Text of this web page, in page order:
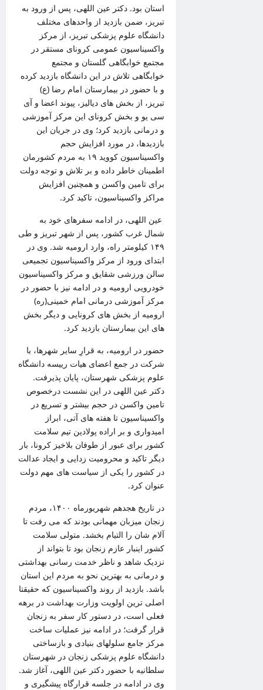
استان بود. دکتر عین اللهی، پس از ورود به
تبریز، ضمن بازدید از واحدهای مختلف
دانشگاه علوم پزشکی تبریز، از مرکز
واکسیناسیون عمومی کرونای مستقر در
مجتمع خوابگاهی گلستان و مجتمع
خوابگاهی تلاش در این دانشگاه بازدید کرده
و با حضور در بیمارستان امام رضا (ع)
تبریز، از بخش های دیالیز، پیوند اعضا و آی
سی یو و بخش کرونای این مرکز آموزشی
و درمانی بازدید کرد؛ وی در جریان این
بازدیدها، در مورد افزایش حجم
واکسیناسیون کووید ۱۹ به مردم کشورمان
اطمینان خاطر داده و بر تلاش و توجه دولت
برای تامین واکسن و همچنین افزایش
مراکز واکسیناسیون، تاکید کرد.
عین اللهی، در ادامه سفرهای خود به
شمال غرب کشور، پس از شهر تبریز و طی
۱۴۹ کیلومتر راه، وارد ارومیه شد. وی در
ابتدای ورود از مرکز واکسیناسیون تجمیعی
سالن ورزشی شقایق و مرکز واکسیناسیون
خودرویی ارومیه و در ادامه نیز با حضور در
مرکز آموزشی درمانی امام خمینی(ره)
ارومیه از بخش های کرونایی و دیگر بخش
های این بیمارستان بازدید کرد.
حضور در ارومیه، به قرارِ سایر شهرها، با
شرکت در جمع اعضای هیات رییسه دانشگاه
علوم پزشکی شهرستان، پایان پذیرفت.
دکتر عین اللهی در این نشست درخصوص
تامین واکسن در حجم بیشتر و تسریع در
واکسیناسیون تا هفته های آتی، ابراز
امیدواری و بر اراده پولادین تیم سلامت
کشور برای عبور از طوفان بلاخیز کرونا، بار
دیگر تاکید و محرومیت زدایی و ایجاد عدالت
در کشور را یکی از سیاست های مهم دولت
عنوان کرد.
در تاریخ هجدهم شهریورماه ۱۴۰۰، مردم
زنجان میزبان مهمانی بودند که می رفت تا
آلام شان را التیام بخشد. متولی سلامت
کشور اینبار عازم زنجان بود تا بتواند از
نزدیک شاهد و ناظر خدمت رسانی بهداشتی
و درمانی به بهترین نحو به مردم این استان
باشد. بازدید از روند واکسیناسیون که حقیقتا
اصلی ترین اولویت وزارت بهداشت در برهه
فعلی است، در دستور کار سفر به زنجان
قرار گرفت؛ در ادامه نیز عملیات ساخت
مرکز جامع سلولهای بنیادی و بازساختی
دانشگاه علوم پزشکی زنجان در شهرستان
سلطانیه با حضور دکتر عین اللهی، آغاز شد.
وی در ادامه در جلسه قرارگاه پیشگیری و